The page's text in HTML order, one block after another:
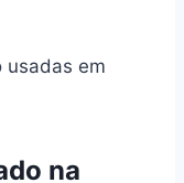
usadas em
na